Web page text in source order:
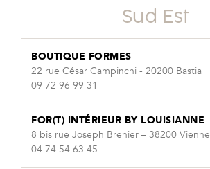
Sud Est
BOUTIQUE FORMES
22 rue César Campinchi - 20200 Bastia
09 72 96 99 31
FOR(T) INTÉRIEUR BY LOUISIANNE
8 bis rue Joseph Brenier – 38200 Vienne
04 74 54 63 45